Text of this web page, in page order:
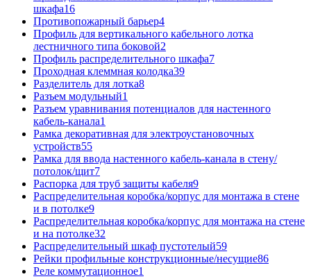
шкафа16
Противопожарный барьер4
Профиль для вертикального кабельного лотка
лестничного типа боковой2
Профиль распределительного шкафа7
Проходная клеммная колодка39
Разделитель для лотка8
Разъем модульный1
Разъем уравнивания потенциалов для настенного
кабель-канала1
Рамка декоративная для электроустановочных
устройств55
Рамка для ввода настенного кабель-канала в стену/
потолок/щит7
Распорка для труб защиты кабеля9
Распределительная коробка/корпус для монтажа в стене
и в потолке9
Распределительная коробка/корпус для монтажа на стене
и на потолке32
Распределительный шкаф пустотелый59
Рейки профильные конструкционные/несущие86
Реле коммутационное1